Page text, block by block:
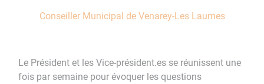
Conseiller Municipal de Venarey-Les Laumes
Le Président et les Vice-président.es se réunissent une
fois par semaine pour évoquer les questions